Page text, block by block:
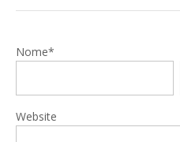
Nome*
Website